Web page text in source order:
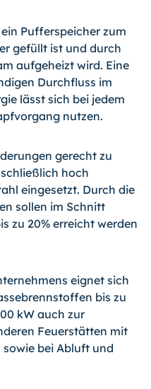
Pufferspeicher zum
gefüllt ist und durch
aufgeheizt wird. Eine
Durchfluss im
lässt sich bei jedem
nutzen.
gerecht zu
hoch
eingesetzt. Durch die
sollen im Schnitt
zu 20% erreicht werden
eignet sich
bis zu
kW auch zur
Feuerstätten mit
bei Abluft und